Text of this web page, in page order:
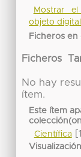
Mostrar
objeto digital
Ficheros en
Ficheros
No hay
ítem.
Este ítem
Científica